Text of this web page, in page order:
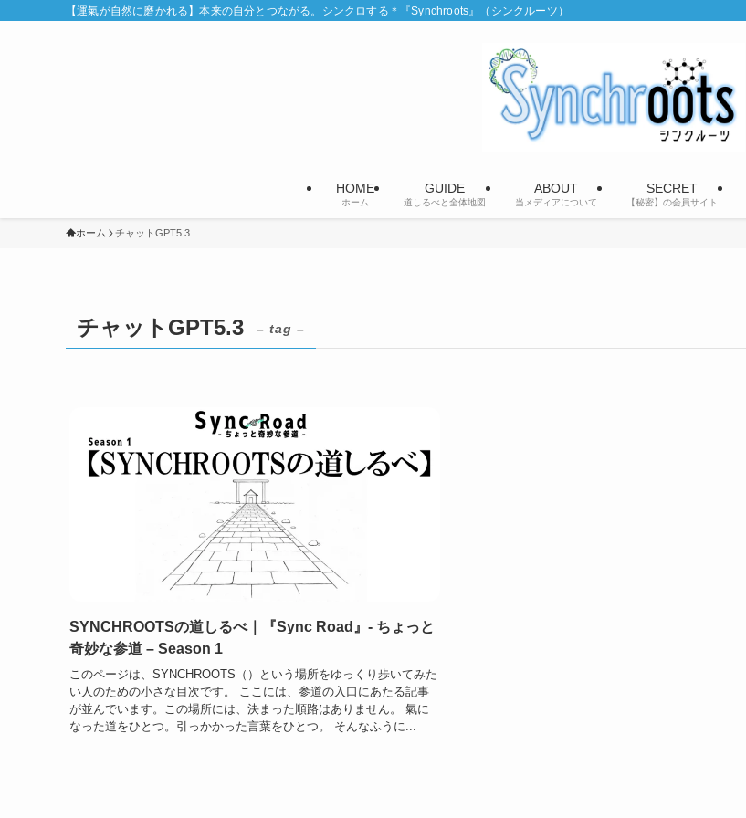
【運氣が自然に磨かれる】本来の自分とつながる。シンクロする＊『Synchroots』（シンクルーツ）
HOME
ホーム
GUIDE
道しるべと全体地図
ABOUT
当メディアについて
SECRET
【秘密】の会員サイト
ホーム チャットGPT5.3
チャットGPT5.3 – tag –
SYNCHROOTSの道しるべ｜『Sync Road』- ちょっと
奇妙な参道 – Season 1
このページは、SYNCHROOTS（）という場所をゆっくり歩いてみた
い人のための小さな目次です。 ここには、参道の入口にあたる記事
が並んでいます。この場所には、決まった順路はありません。 氣に
なった道をひとつ。引っかかった言葉をひとつ。 そんなふうに...